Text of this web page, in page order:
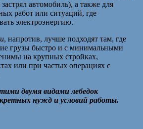
автомобиль), а также для
работ или ситуаций, где
электроэнергию.
, напротив, лучше подходят там, где
грузы быстро и с минимальными
на крупных стройках,
или при частых операциях с
двумя видами лебедок
нужд и условий работы.